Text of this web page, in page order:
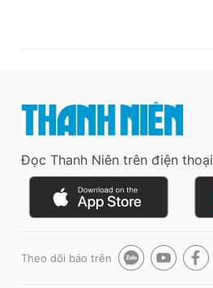
Đọc Thanh Niên trên điện thoại
Theo dõi báo trên